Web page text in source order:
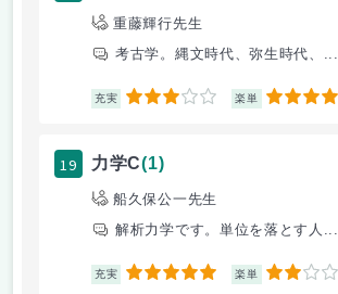
重藤輝行先生
考古学。縄文時代、弥生時代、...
充実 3 楽単 4
19 力学C(1)
船久保公一先生
解析力学です。単位を落とす人...
充実 5 楽単 2